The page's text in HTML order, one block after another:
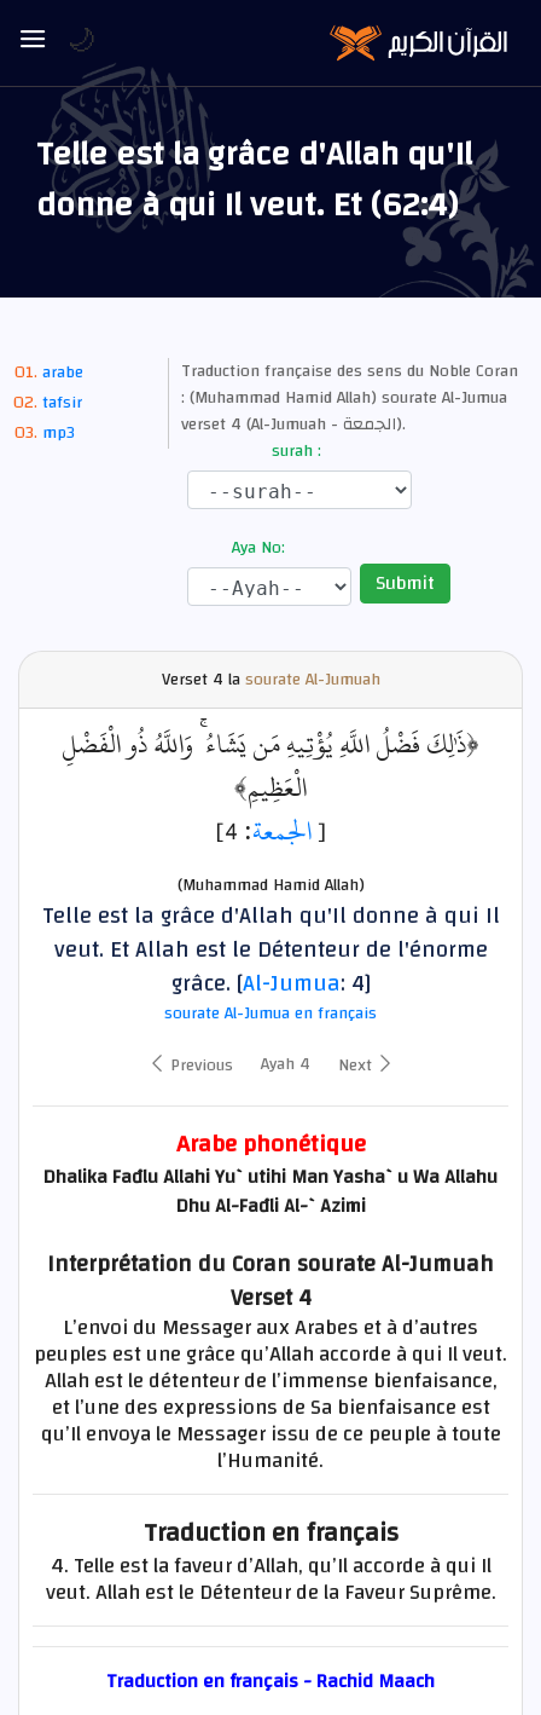
Telle est la grâce d'Allah qu'Il
donne à qui Il veut. Et (62:4)
arabe
tafsir
mp3
Traduction française des sens du Noble Coran
: (Muhammad Hamid Allah) sourate Al-Jumua
verset 4 (Al-Jumuah - الجمعة).
surah :
Aya No:
Submit
Verset4 lasourate Al-Jumuah
﴿ذَٰلِكَ فَضْلُ اللَّهِ يُؤْتِيهِ مَن يَشَاءُ ۚ وَاللَّهُ ذُو الْفَضْلِ
الْعَظِيمِ﴾
[الجمعة: 4]
(Muhammad Hamid Allah)
Telle est la grâce d'Allah qu'Il donne à qui Il
veut. Et Allah est le Détenteur de l'énorme
grâce. [Al-Jumua: 4]
sourate Al-Jumua en français
Previous
Ayah 4 Next
Arabe phonétique
Dhalika Fađlu Allahi Yu`utihi Man Yasha`u Wa Allahu
Dhu Al-Fađli Al-`Azimi
Interprétation du Coran sourate Al-Jumuah
Verset 4
L’envoi du Messager aux Arabes et à d’autres
peuples est une grâce qu’Allah accorde à qui Il veut.
Allah est le détenteur de l’immense bienfaisance,
et l’une des expressions de Sa bienfaisance est
qu’Il envoya le Messager issu de ce peuple à toute
l’Humanité.
Traduction en français
4. Telle est la faveur d’Allah, qu’Il accorde à qui Il
veut. Allah est le Détenteur de la Faveur Suprême.
Traduction en français - Rachid Maach
🌙